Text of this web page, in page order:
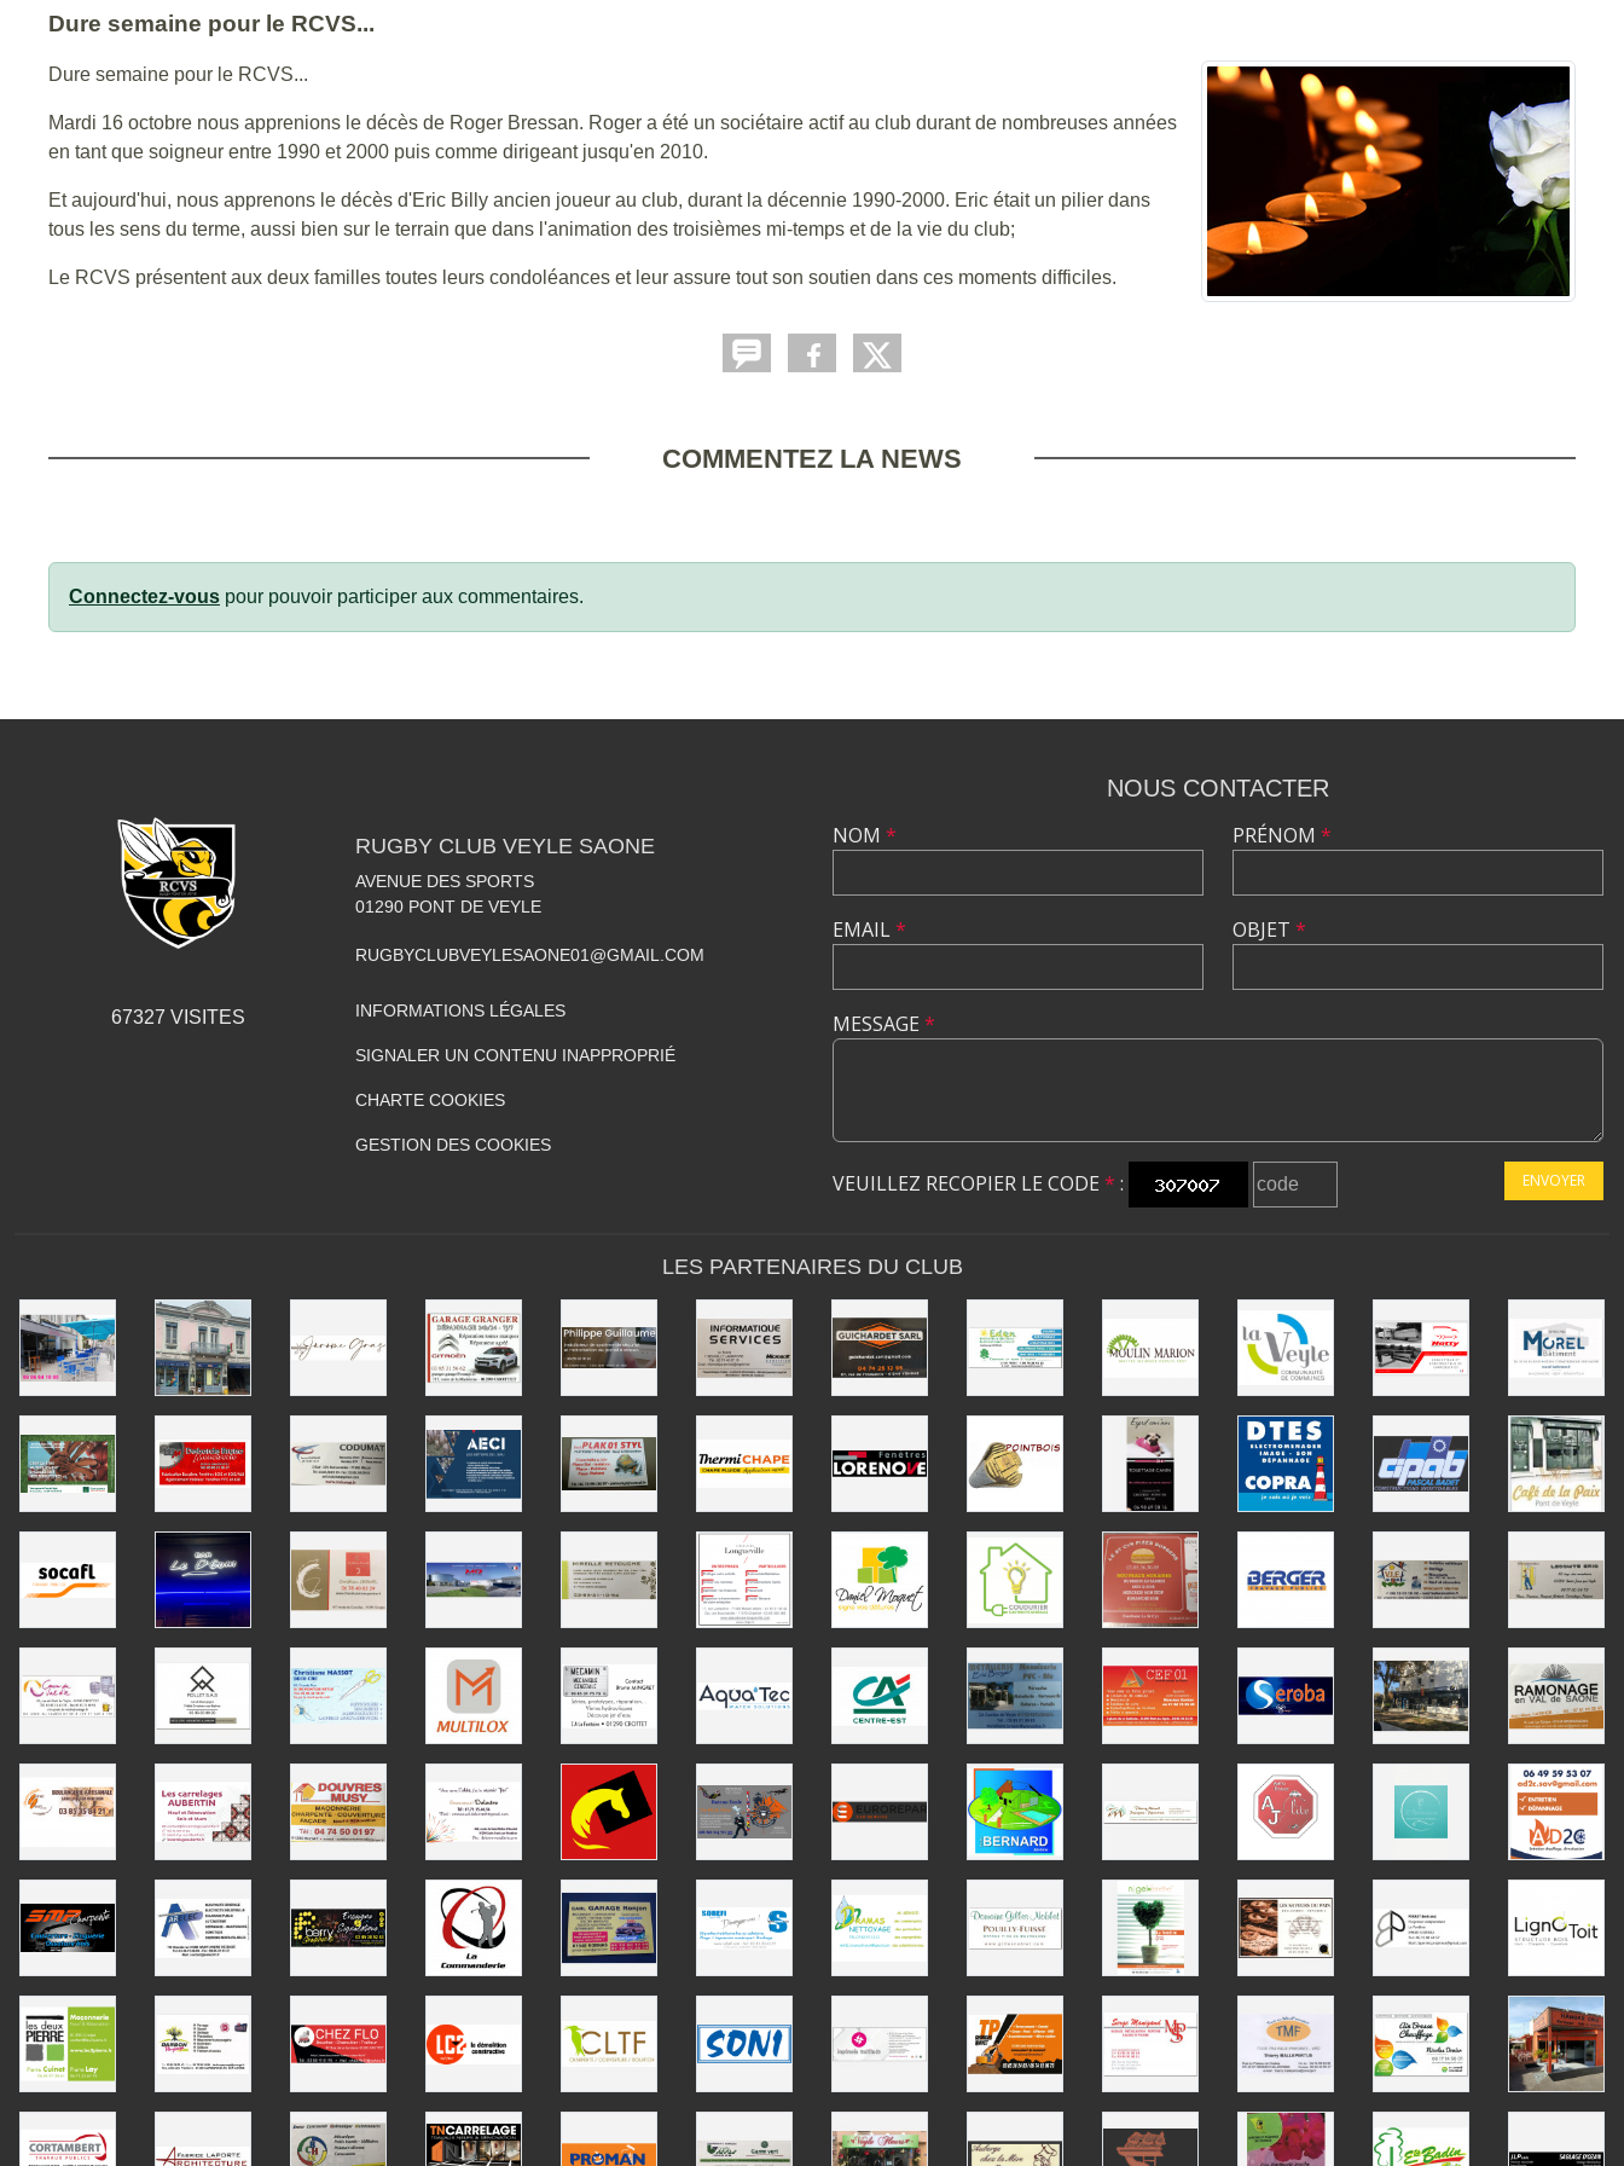
Dure semaine pour le RCVS...
Dure semaine pour le RCVS...
Mardi 16 octobre nous apprenions le décès de Roger Bressan. Roger a été un sociétaire actif au club durant de nombreuses années
en tant que soigneur entre 1990 et 2000 puis comme dirigeant jusqu'en 2010.
Et aujourd'hui, nous apprenons le décès d'Eric Billy ancien joueur au club, durant la décennie 1990-2000. Eric était un pilier dans
tous les sens du terme, aussi bien sur le terrain que dans l'animation des troisièmes mi-temps et de la vie du club;
Le RCVS présentent aux deux familles toutes leurs condoléances et leur assure tout son soutien dans ces moments difficiles.
COMMENTEZ LA NEWS
Connectez-vous pour pouvoir participer aux commentaires.
67327 VISITES
RUGBY CLUB VEYLE SAONE
AVENUE DES SPORTS
01290 PONT DE VEYLE
RUGBYCLUBVEYLESAONE01@GMAIL.COM
INFORMATIONS LÉGALES
SIGNALER UN CONTENU INAPPROPRIÉ
CHARTE COOKIES
GESTION DES COOKIES
NOUS CONTACTER
NOM *
EMAIL*
PRÉNOM *
OBJET *
MESSAGE *
VEUILLEZ RECOPIER LE CODE * : ENVOYER
LES PARTENAIRES DU CLUB